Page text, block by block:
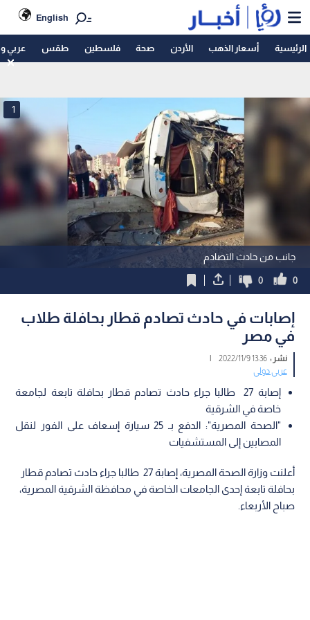
English
الرئيسية أسعار الذهب الأردن صحة فلسطين طقس عربي
جانب من حادث التصادم
1
0
0
إصابات في حادث تصادم قطار بحافلة طلاب
في مصر
نشر :13:36 2022/11/9
|
عربي دولي
إصابة 27 طالبا جراء حادث تصادم قطار بحافلة تابعة لجامعة
خاصة في الشرقية
"الصحة المصرية": الدفع بـ 25 سيارة إسعاف على الفور لنقل
المصابين إلى المستشفيات
أعلنت وزارة الصحة المصرية، إصابة 27 طالبا جراء حادث تصادم قطار
بحافلة تابعة إحدى الجامعات الخاصة في محافظة الشرقية المصرية،
صباح الأربعاء.